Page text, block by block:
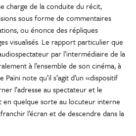
charge de la conduite du récit,
sous forme de commentaires
ou énonce des répliques
visualisés. Le rapport particulier que
par l’intermédiaire de la
à l’ensemble de son cinéma, à
note qu’il s’agit d’un «dispositif
l’adresse au spectateur et le
quelque sorte au locuteur interne
l’écran et de descendre dans la